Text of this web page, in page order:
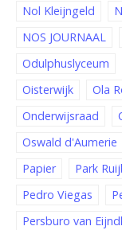
Nol Kleijngeld
NOS JOURNAAL
Odulphuslyceum
Oisterwijk
Ola
Onderwijsraad
Oswald d'Aumerie
Papier
Park
Pedro Viegas
Persburo van